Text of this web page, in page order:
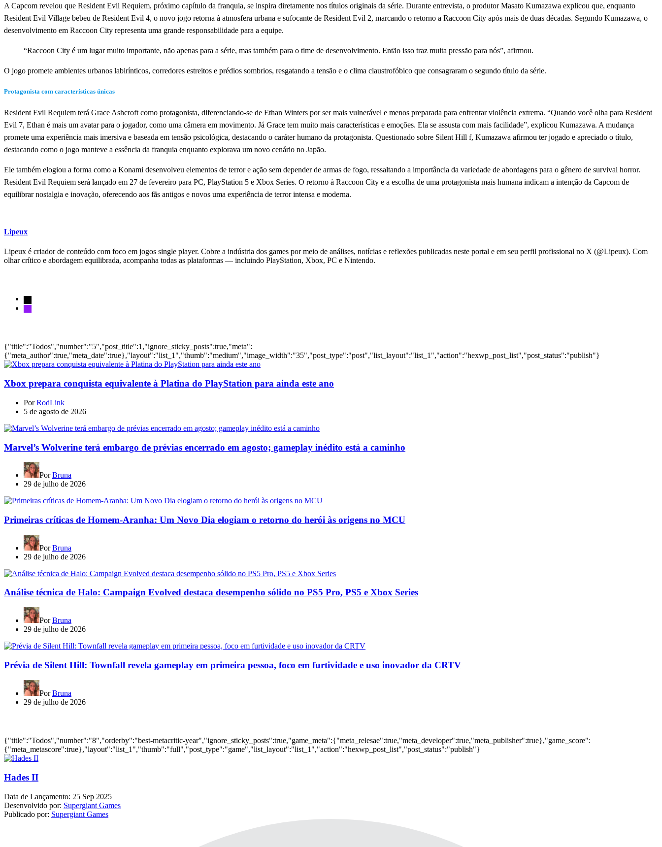
A Capcom revelou que Resident Evil Requiem, próximo capítulo da franquia, se inspira diretamente nos títulos originais da série. Durante entrevista, o produtor Masato Kumazawa explicou que, enquanto
Resident Evil Village bebeu de Resident Evil 4, o novo jogo retorna à atmosfera urbana e sufocante de Resident Evil 2, marcando o retorno a Raccoon City após mais de duas décadas. Segundo Kumazawa, o
desenvolvimento em Raccoon City representa uma grande responsabilidade para a equipe.
“Raccoon City é um lugar muito importante, não apenas para a série, mas também para o time de desenvolvimento. Então isso traz muita pressão para nós”, afirmou.
O jogo promete ambientes urbanos labirínticos, corredores estreitos e prédios sombrios, resgatando a tensão e o clima claustrofóbico que consagraram o segundo título da série.
Protagonista com características únicas
Resident Evil Requiem terá Grace Ashcroft como protagonista, diferenciando-se de Ethan Winters por ser mais vulnerável e menos preparada para enfrentar violência extrema. “Quando você olha para Resident
Evil 7, Ethan é mais um avatar para o jogador, como uma câmera em movimento. Já Grace tem muito mais características e emoções. Ela se assusta com mais facilidade”, explicou Kumazawa. A mudança
promete uma experiência mais imersiva e baseada em tensão psicológica, destacando o caráter humano da protagonista. Questionado sobre Silent Hill f, Kumazawa afirmou ter jogado e apreciado o título,
destacando como o jogo manteve a essência da franquia enquanto explorava um novo cenário no Japão.
Ele também elogiou a forma como a Konami desenvolveu elementos de terror e ação sem depender de armas de fogo, ressaltando a importância da variedade de abordagens para o gênero de survival horror.
Resident Evil Requiem será lançado em 27 de fevereiro para PC, PlayStation 5 e Xbox Series. O retorno à Raccoon City e a escolha de uma protagonista mais humana indicam a intenção da Capcom de
equilibrar nostalgia e inovação, oferecendo aos fãs antigos e novos uma experiência de terror intensa e moderna.
Lipeux
Lipeux é criador de conteúdo com foco em jogos single player. Cobre a indústria dos games por meio de análises, notícias e reflexões publicadas neste portal e em seu perfil profissional no X (@Lipeux). Com
olhar crítico e abordagem equilibrada, acompanha todas as plataformas — incluindo PlayStation, Xbox, PC e Nintendo.
{"title":"Todos","number":"5","post_title":1,"ignore_sticky_posts":true,"meta":
{"meta_author":true,"meta_date":true},"layout":"list_1","thumb":"medium","image_width":"35","post_type":"post","list_layout":"list_1","action":"hexwp_post_list","post_status":"publish"}
Xbox prepara conquista equivalente à Platina do PlayStation para ainda este ano
PorRodLink
5 de agosto de 2026
Marvel’s Wolverine terá embargo de prévias encerrado em agosto; gameplay inédito está a caminho
PorBruna
29 de julho de 2026
Primeiras críticas de Homem-Aranha: Um Novo Dia elogiam o retorno do herói às origens no MCU
PorBruna
29 de julho de 2026
Análise técnica de Halo: Campaign Evolved destaca desempenho sólido no PS5 Pro, PS5 e Xbox Series
PorBruna
29 de julho de 2026
Prévia de Silent Hill: Townfall revela gameplay em primeira pessoa, foco em furtividade e uso inovador da CRTV
PorBruna
29 de julho de 2026
{"title":"Todos","number":"8","orderby":"best-metacritic-year","ignore_sticky_posts":true,"game_meta":{"meta_relesae":true,"meta_developer":true,"meta_publisher":true},"game_score":
{"meta_metascore":true},"layout":"list_1","thumb":"full","post_type":"game","list_layout":"list_1","action":"hexwp_post_list","post_status":"publish"}
Hades II
Data de Lançamento: 25 Sep 2025
Desenvolvido por: Supergiant Games
Publicado por: Supergiant Games